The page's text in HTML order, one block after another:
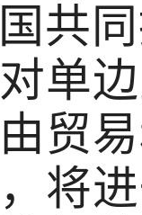
共
单
贸
将